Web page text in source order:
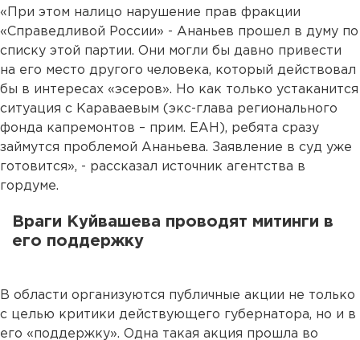
«При этом налицо нарушение прав фракции
«Справедливой России» - Ананьев прошел в думу по
списку этой партии. Они могли бы давно привести
на его место другого человека, который действовал
бы в интересах «эсеров». Но как только устаканится
ситуация с Караваевым (экс-глава регионального
фонда капремонтов – прим. ЕАН), ребята сразу
займутся проблемой Ананьева. Заявление в суд уже
готовится», - рассказал источник агентства в
гордуме.
Враги Куйвашева проводят митинги в
его поддержку
В области организуются публичные акции не только
с целью критики действующего губернатора, но и в
его «поддержку». Одна такая акция прошла во